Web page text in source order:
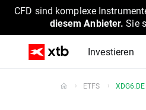
CFD sind komplexe
diesem Anbieter. Sie
Investieren
ETFS XDG6.DE